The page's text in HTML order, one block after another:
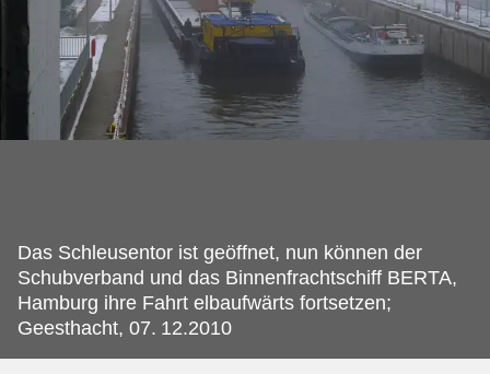
Das Schleusentor ist geöffnet, nun können der
Schubverband und das Binnenfrachtschiff BERTA,
Hamburg ihre Fahrt elbaufwärts fortsetzen;
Geesthacht, 07. 12.2010